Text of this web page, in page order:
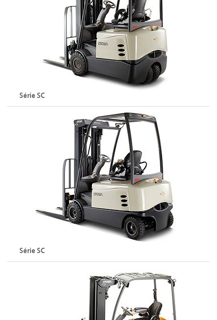
Série SC
Chariot élévateur à 3 roues (48 V)
Capacité maximale : 2000 kg
Hauteur de levée maximale : 7490 mm
Explorer la série SC
Série SC
Chariot élévateur à 4 roues (48 V)
Capacité maximale : 2000 kg
Hauteur de levée maximale : 8075 mm